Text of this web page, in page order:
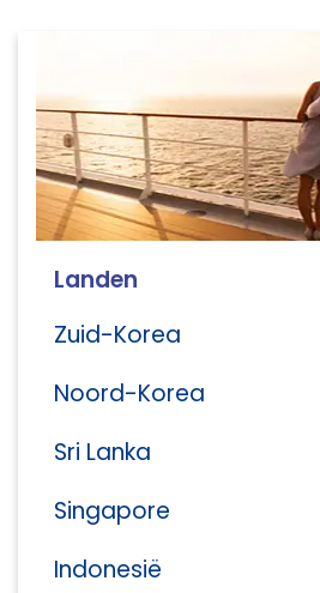
Landen
Zuid-Korea
Noord-Korea
Sri Lanka
Singapore
Indonesië